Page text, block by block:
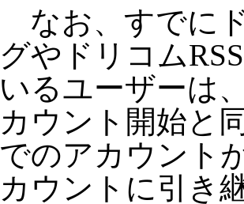
なお、すでに
グやドリコム
いるユーザーは
カウント開始と
でのアカウント
カウントに引き